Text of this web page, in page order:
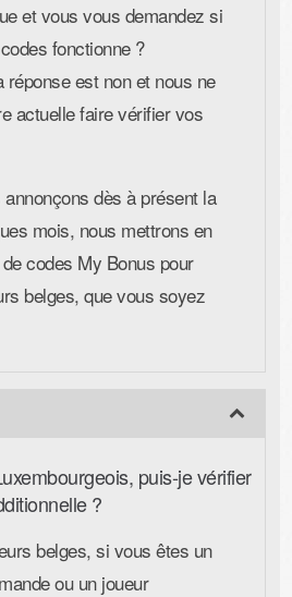
et vous vous demandez si
fonctionne ?
réponse est non et nous ne
actuelle faire vérifier vos
dès à présent la
mois, nous mettrons en
codes My Bonus pour
belges, que vous soyez
puis-je vérifier
?
belges, si vous êtes un
ou un joueur